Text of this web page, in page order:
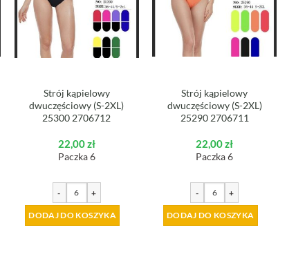
Strój kąpielowy
dwuczęściowy (S-2XL)
25300 2706712
22,00zł
Paczka 6
- +
DODAJ DO KOSZYKA
Strój kąpielowy
dwuczęściowy (S-2XL)
25290 2706711
22,00zł
Paczka 6
- +
DODAJ DO KOSZYKA